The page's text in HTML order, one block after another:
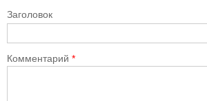
Заголовок
Комментарий *